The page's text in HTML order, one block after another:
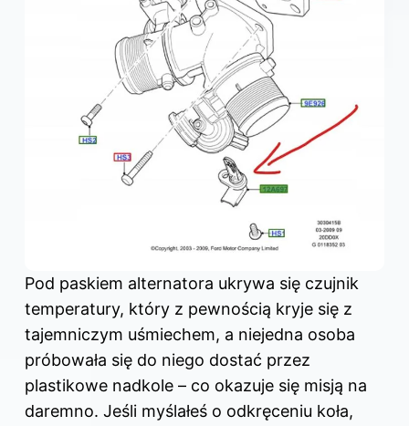
Pod paskiem alternatora ukrywa się czujnik
temperatury, który z pewnością kryje się z
tajemniczym uśmiechem, a niejedna osoba
próbowała się do niego dostać przez
plastikowe nadkole – co okazuje się misją na
daremno. Jeśli myślałeś o odkręceniu koła,